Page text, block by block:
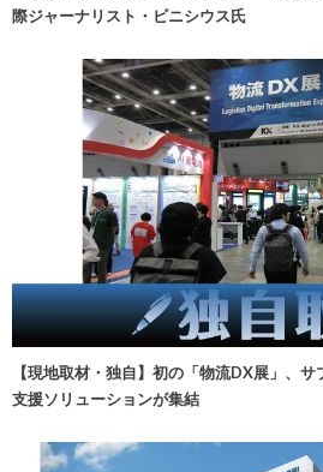
際ジャーナリスト・ビニシウス氏
【現地取材・独自】初の「物流DX展」、
支援ソリューションが集結